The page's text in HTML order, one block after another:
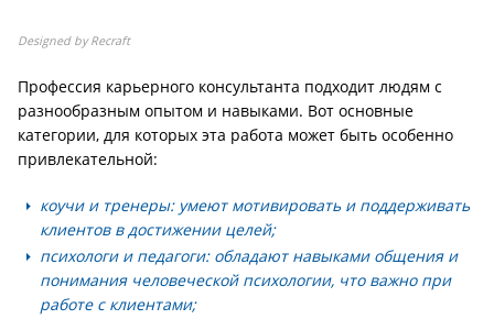
Designed by Recraft
Профессия карьерного консультанта подходит людям с
разнообразным опытом и навыками. Вот основные
категории, для которых эта работа может быть особенно
привлекательной:
коучи и тренеры: умеют мотивировать и поддерживать
клиентов в достижении целей;
психологи и педагоги: обладают навыками общения и
понимания человеческой психологии, что важно при
работе с клиентами;